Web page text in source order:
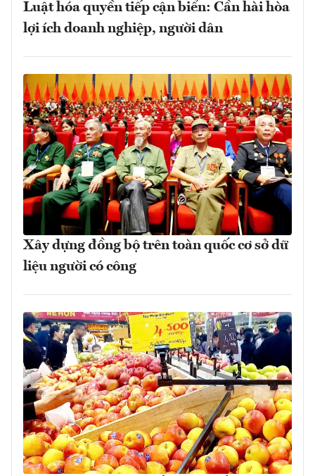
Luật hóa quyền tiếp cận biển: Cần hài hòa
lợi ích doanh nghiệp, người dân
Xây dựng đồng bộ trên toàn quốc cơ sở dữ
liệu người có công